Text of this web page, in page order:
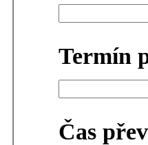
Termín
Čas